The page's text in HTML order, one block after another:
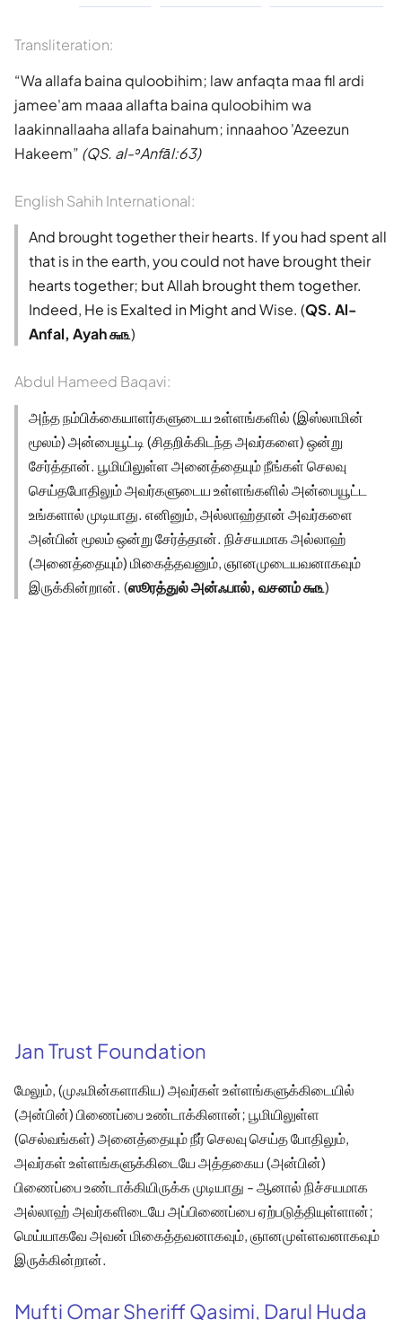
Transliteration:
Wa allafa baina quloobihim; law anfaqta maa fil ardi
jamee'am maaa allafta baina quloobihim wa
laakinnallaaha allafa bainahum; innaahoo 'Azeezun
Hakeem (QS. al-ʾAnfāl:63)
English Sahih International:
And brought together their hearts. If you had spent all
that is in the earth, you could not have brought their
hearts together; but Allah brought them together.
Indeed, He is Exalted in Might and Wise. (QS. Al-
Anfal, Ayah ௬௩)
Abdul Hameed Baqavi:
அந்த நம்பிக்கையாளர்களுடைய உள்ளங்களில் (இஸ்லாமின்
மூலம்) அன்பையூட்டி (சிதறிக்கிடந்த அவர்களை) ஒன்று
சேர்த்தான். பூமியிலுள்ள அனைத்தையும் நீங்கள் செலவு
செய்தபோதிலும் அவர்களுடைய உள்ளங்களில் அன்பையூட்ட
உங்களால் முடியாது. எனினும், அல்லாஹ்தான் அவர்களை
அன்பின் மூலம் ஒன்று சேர்த்தான். நிச்சயமாக அல்லாஹ்
(அனைத்தையும்) மிகைத்தவனும், ஞானமுடையவனாகவும்
இருக்கின்றான். (ஸூரத்துல் அன்ஃபால், வசனம் ௬௩)
Jan Trust Foundation
மேலும், (முஃமின்களாகிய) அவர்கள் உள்ளங்களுக்கிடையில்
(அன்பின்) பிணைப்பை உண்டாக்கினான்; பூமியிலுள்ள
(செல்வங்கள்) அனைத்தையும் நீர் செலவு செய்த போதிலும்,
அவர்கள் உள்ளங்களுக்கிடையே அத்தகைய (அன்பின்)
பிணைப்பை உண்டாக்கியிருக்க முடியாது - ஆனால் நிச்சயமாக
அல்லாஹ் அவர்களிடையே அப்பிணைப்பை ஏற்படுத்தியுள்ளான்;
மெய்யாகவே அவன் மிகைத்தவனாகவும், ஞானமுள்ளவனாகவும்
இருக்கின்றான்.
Mufti Omar Sheriff Qasimi, Darul Huda